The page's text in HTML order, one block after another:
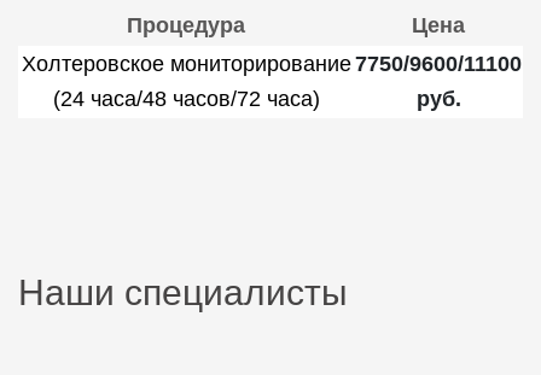
Процедура
Цена
Холтеровское мониторирование
(24 часа/48 часов/72 часа)
7750/9600/11100
руб.
Наши специалисты